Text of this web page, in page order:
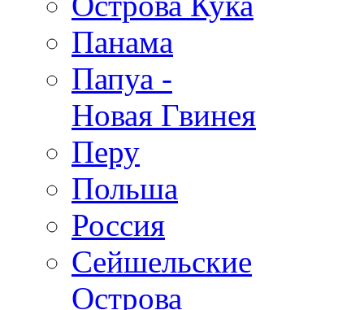
Панама
Папуа -
Новая Гвинея
Перу
Польша
Россия
Сейшельские
Острова